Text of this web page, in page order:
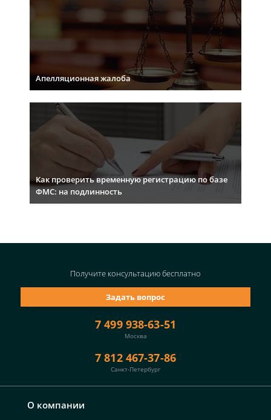
Апелляционная жалоба
Как проверить временную регистрацию по базе
ФМС: на подлинность
О компании
7 499 938-63-51
Москва
7 812 467-37-86
Санкт-Петербург
Задать вопрос
Получите консультациюбесплатно